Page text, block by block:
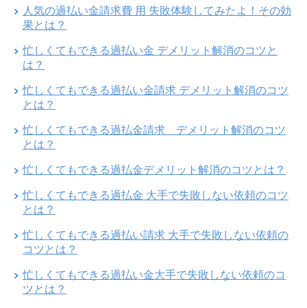
人気の過払い金請求費 用 失敗体験してみたよ！その効
果とは？
忙しくてもできる過払い金 デメリット解消のコツと
は？
忙しくてもできる過払い金請求 デメリット解消のコツ
とは？
忙しくてもできる過払金請求 デメリット解消のコツ
とは？
忙しくてもできる過払金デメリット解消のコツとは？
忙しくてもできる過払金 大手で失敗しない依頼のコツ
とは？
忙しくてもできる過払い請求 大手で失敗しない依頼の
コツとは？
忙しくてもできる過払い金大手で失敗しない依頼のコ
ツとは？